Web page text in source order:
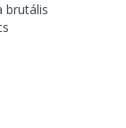
brutális